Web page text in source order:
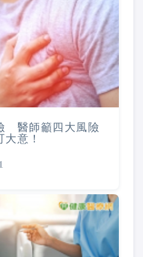
醫師籲四大風險
意！